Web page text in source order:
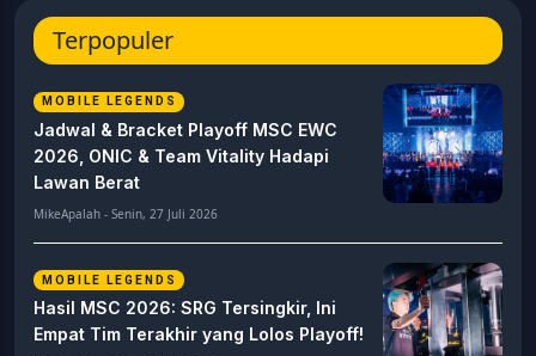
Terpopuler
MOBILE LEGENDS
Jadwal & Bracket Playoff MSC EWC
2026, ONIC & Team Vitality Hadapi
Lawan Berat
MikeApalah - Senin, 27 Juli 2026
MOBILE LEGENDS
Hasil MSC 2026: SRG Tersingkir, Ini
Empat Tim Terakhir yang Lolos Playoff!